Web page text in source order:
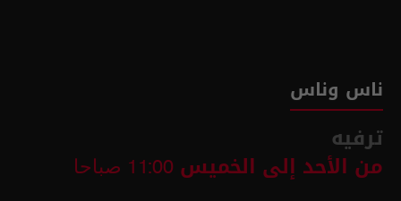
ناس وناس
ترفيه
من الأحد إلى الخميس 11:00 صباحا